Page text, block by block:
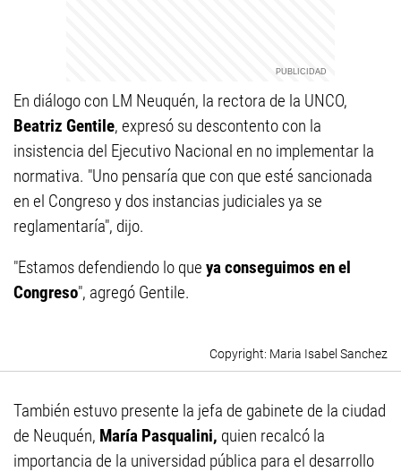
En diálogo con LM Neuquén, la rectora de la UNCO,
Beatriz Gentile, expresó su descontento con la
insistencia del Ejecutivo Nacional en no implementar la
normativa. "Uno pensaría que con que esté sancionada
en el Congreso y dos instancias judiciales ya se
reglamentaría", dijo.
"Estamos defendiendo lo que ya conseguimos en el
Congreso", agregó Gentile.
Maria Isabel Sanchez
También estuvo presente la jefa de gabinete de la ciudad
de Neuquén, María Pasqualini, quien recalcó la
importancia de la universidad pública para el desarrollo